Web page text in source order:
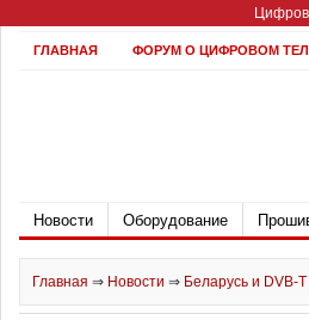
ГЛАВНАЯ ФОРУМ О ЦИФРОВОМ
Новости Оборудование
Главная ⇒ Новости ⇒ Беларусь и DVB-T